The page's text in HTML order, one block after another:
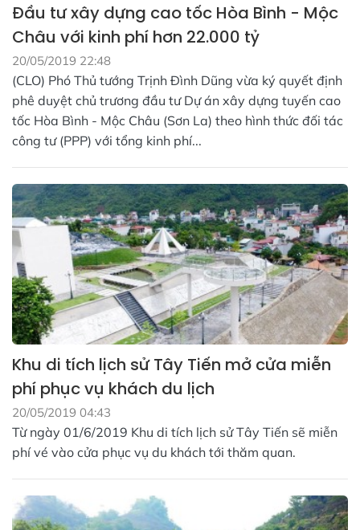
Đầu tư xây dựng cao tốc Hòa Bình - Mộc
Châu với kinh phí hơn 22.000 tỷ
20/05/2019 22:48
(CLO) Phó Thủ tướng Trịnh Đình Dũng vừa ký quyết định
phê duyệt chủ trương đầu tư Dự án xây dựng tuyến cao
tốc Hòa Bình - Mộc Châu (Sơn La) theo hình thức đối tác
công tư (PPP) với tổng kinh phí...
Khu di tích lịch sử Tây Tiến mở cửa miễn
phí phục vụ khách du lịch
20/05/2019 04:43
Từ ngày 01/6/2019 Khu di tích lịch sử Tây Tiến sẽ miễn
phí vé vào cửa phục vụ du khách tới thăm quan.